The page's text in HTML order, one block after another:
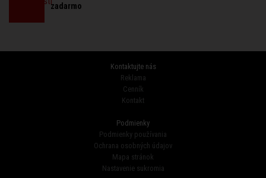
zadarmo
Kontaktujte nás
Reklama
Cenník
Kontakt
Podmienky
Podmienky používania
Ochrana osobných údajov
Mapa stránok
Nastavenie sukromia